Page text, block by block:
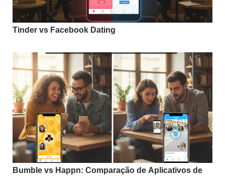
Tinder vs Facebook Dating
Bumble vs Happn: Comparação de Aplicativos de